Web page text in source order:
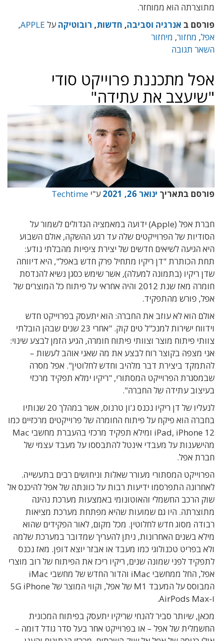
מתוצרתה הוא ממוחזר.
פורסם ב אנרגיה וסביבה, חדשות, רובוטיקה על APPLE
,
אפל, מחזור, מיחזור
השאר תגובה
אפל מתכננת פרוייקט סודי
"שיעצב את עתידה"
פורסם בתאריך ינואר 26, 2021 ע"י Techtime
חברת אפל (Apple) ידועה במאמציה הגדולים לשמור על
הסודיות של הפרוייקטים שלה עד רגע ההשקה, אולם השבוע
היא הגיעה לשיאים חדשים של יצירת ציפיות מהבלתי נודע:
תחת הכותרת "דן ריקיו מתחיל פרק חדש באפל", היא דיווחה
שדן ריקיו (בתמונה למעלה), אשר שימש כסגן נשיא להנדסת
חומרה מאז שנת 2012 והיה אחראי על פיתוח כל המוצרים של
אפל, פורש מהתפקיד.
אולם הוא לא עוזב את החברה: הוא יתעסק בפרוייקט חדש
וידווח ישירות למנכ"ל טים קוק. "אחרי 23 שנים שבהן הובלתי
צוותי פיתוח מוצר וצוותי פיתוח חומרה, הגיע הזמן לבצע שינוי:
אני מצפה בקוצר רוח לבצע את מה שאני אוהב לעשות –
להתמקד ביצירת דבר מלהיב וחדש לחלוטין". אפל מסרה
שבמסגרת הפרוייקט המסתורי, "ריקיו ימלא תפקיד מרכזי
בעיצוב עתידה של החברה".
לנעליו של דן ריקיו נכנס ג'ון טרנוס, אשר במהלך 20 שנותיו
בחברה הוא פיקח על פיתוח החומרה של פרוייקטים מרכזיים כמו
iPad, iPhone 12 ומילא תפקיד מרכזי בהעברת מחשבי Mac
מהישענות על מעבדי אינטל להתבססו על מעבד עצמי של
חברת אפל.
הפרוייקט המסתורי מעורר שאלות וניחושים רבים בתעשייה.
לאחרונה התפרסמו ידיעות רבות על כוונתה של אפל להיכנס אל
שוק הרכב החשמלי והאוטונומי באמצעות מערכת נהיגה
מתוצרתה. היו גם שמועות שהיא מפתחת מערכת מציאות
רבודה מסוג חדש לחלוטין. מכל מקום, לאור הפקידים שהוא
מילא בשנים האחרונות, ניתן להעריך שמדובר במערכת שלמה
ולא בפריט טכנולוגי כמו מעבד או אבזר יוצא דופן. מאז נכנס
לתפקיד לפני שמונה שנים, ריקיו ריכז את הפיתוח של רוב מוצרי
המבוסס על המעבד M1 של אפל, וקווי המוצר של 5G iPhone
ו-AirPods Max.
מכאן, שיותר סביר להנחי שריקיו יתעסק בפיתוח המכונית
החשמלית של אפל – או בפרוייקט אחר בעל סדר גודל דומה –